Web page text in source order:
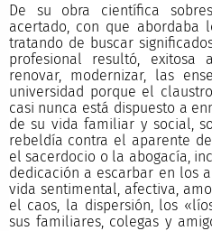
De su obra científica
acertado, con que abordaba
tratando de buscar
profesional resultó, exitosa
renovar, modernizar, las
universidad porque el
casi nunca está dispuesto a
de su vida familiar y social,
rebeldía contra el aparente
el sacerdocio o la abogacía,
dedicación a escarbar en los
vida sentimental, afectiva,
el caos, la dispersión, los
sus familiares, colegas y